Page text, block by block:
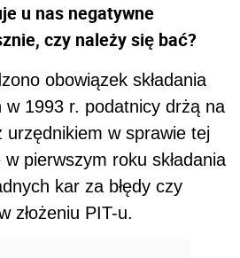
u nas negatywne
czy należy się bać?
obowiązek składania
w 1993 r. podatnicy drżą na
urzędnikiem w sprawie tej
pierwszym roku składania
kar za błędy czy
złożeniu PIT-u.